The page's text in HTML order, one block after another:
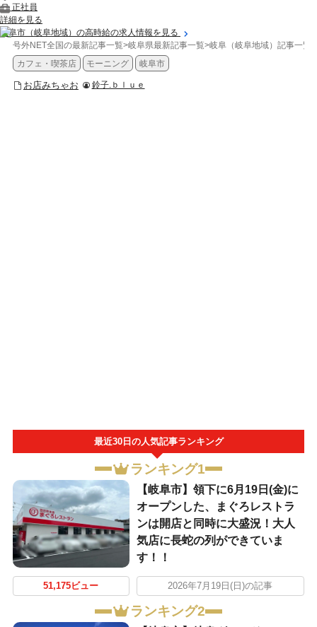
正社員
詳細を見る
岐阜市（岐阜地域）の高時給の求人情報を見る
号外NET全国の最新記事一覧>岐阜県最新記事一覧>岐阜（岐阜地域）記事一覧
カフェ・喫茶店
モーニング 岐阜市
お店みちゃお 鈴子.ｂｌｕｅ
最近30日の人気記事ランキング
ランキング1
【岐阜市】領下に6月19日(金)に
オープンした、まぐろレストラ
ンは開店と同時に大盛況！大人
気店に長蛇の列ができていま
す！！
51,175ビュー 2026年7月19日(日)の記事
ランキング2